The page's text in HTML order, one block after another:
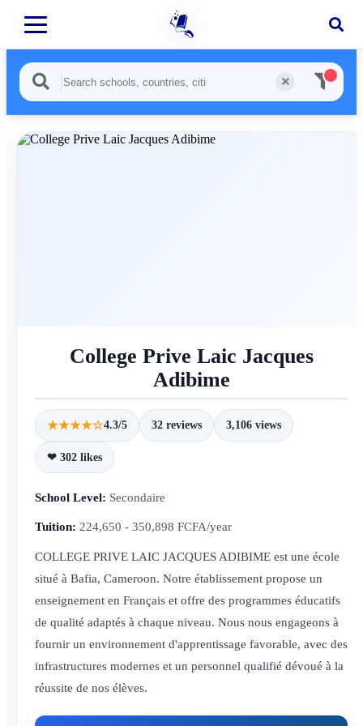
College Prive Laic Jacques
Adibime
★★★★☆4.3/5 32 reviews 3,106 views
❤ 302 likes
School Level: Secondaire
Tuition: 224,650 - 350,898 FCFA/year
COLLEGE PRIVE LAIC JACQUES ADIBIME est une école
situé à Bafia, Cameroon. Notre établissement propose un
enseignement en Français et offre des programmes éducatifs
de qualité adaptés à chaque niveau. Nous nous engageons à
fournir un environnement d'apprentissage favorable, avec des
infrastructures modernes et un personnel qualifié dévoué à la
réussite de nos élèves.